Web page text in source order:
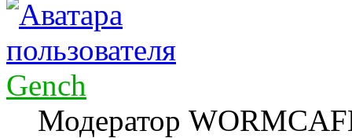
Gench
Модератор